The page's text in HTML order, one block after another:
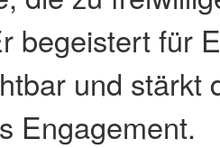
begeistert für
und stärkt
Engagement.